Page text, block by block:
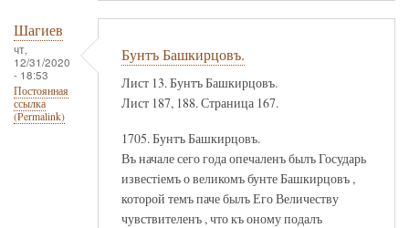
Шагиев
чт,
12/31/2020
- 18:53
Постоянная
ссылка
(Permalink)
Бунтъ Башкирцовъ.
Лист 13. Бунтъ Башкирцовъ.
Лист 187, 188. Страница 167.
1705. Бунтъ Башкирцовъ.
Въ начале сего года опечаленъ былъ Государь
известiемъ о великомъ бунте Башкирцовъ ,
которой темъ паче былъ Его Величеству
чувствителенъ , что къ оному подалъ